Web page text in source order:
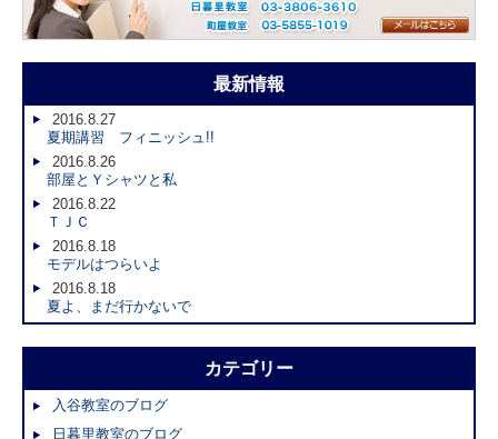
最新情報
2016.8.27
夏期講習 フィニッシュ!!
2016.8.26
部屋とＹシャツと私
2016.8.22
ＴＪＣ
2016.8.18
モデルはつらいよ
2016.8.18
夏よ、まだ行かないで
カテゴリー
入谷教室のブログ
日暮里教室のブログ